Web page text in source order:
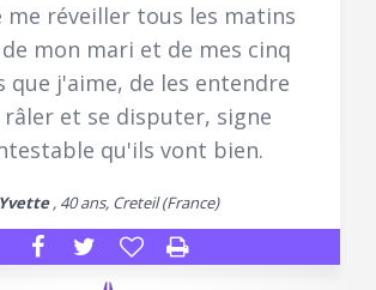
me réveiller tous les matins
mon mari et de mes cinq
que j'aime, de les entendre
et se disputer, signe
qu'ils vont bien.
Yvette, 40 ans, Creteil (France)